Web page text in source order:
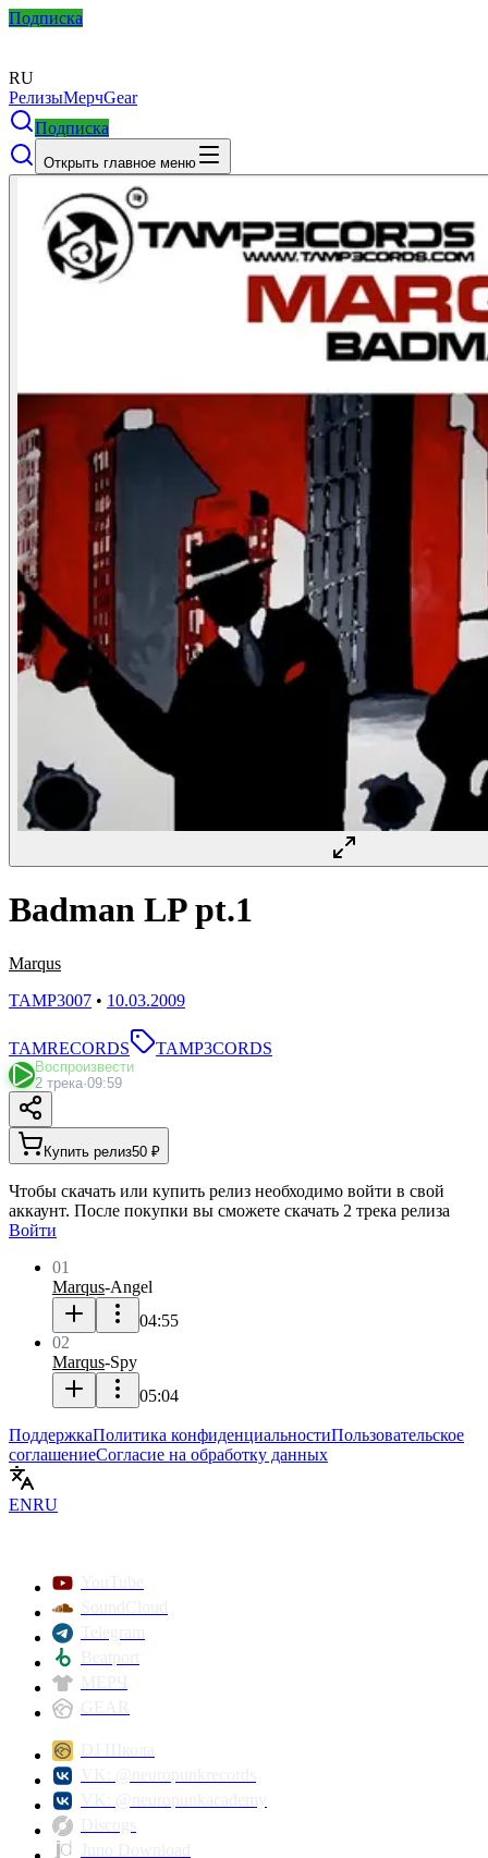
Подписка
RU
РелизыМерчGear
Подписка
Открыть главное меню
Badman LP pt.1
Marqus
TAMP3007 • 10.03.2009
TAMRECORDS TAMP3CORDS
Воспроизвести
2 трека·09:59
Купить релиз50 ₽
Чтобы скачать или купить релиз необходимо войти в свой
аккаунт. После покупки вы сможете скачать 2 трека релиза
Войти
01
Marqus-Angel
04:55
02
Marqus-Spy
05:04
ПоддержкаПолитика конфиденциальностиПользовательское
соглашениеСогласие на обработку данных
ENRU